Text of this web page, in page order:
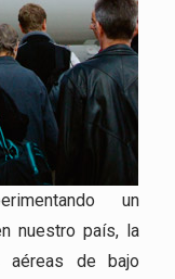
un
nuestro país, la
aéreas de bajo